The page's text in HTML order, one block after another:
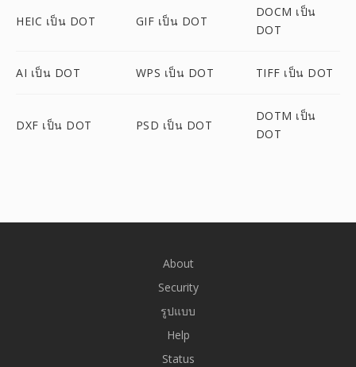
HEIC เป็น DOT GIF เป็น DOT
DOCM เป็น
DOT
AI เป็น DOT WPS เป็น DOT TIFF เป็น DOT
DXF เป็น DOT PSD เป็น DOT
DOTM เป็น
DOT
About
Security
รูปแบบ
Help
Status